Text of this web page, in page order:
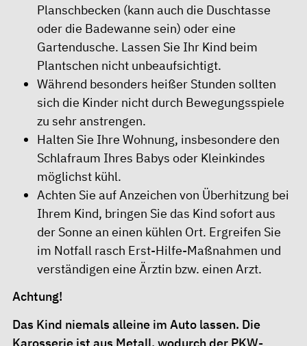
Planschbecken (kann auch die Duschtasse
oder die Badewanne sein) oder eine
Gartendusche. Lassen Sie Ihr Kind beim
Plantschen nicht unbeaufsichtigt.
Während besonders heißer Stunden sollten
sich die Kinder nicht durch Bewegungsspiele
zu sehr anstrengen.
Halten Sie Ihre Wohnung, insbesondere den
Schlafraum Ihres Babys oder Kleinkindes
möglichst kühl.
Achten Sie auf Anzeichen von Überhitzung bei
Ihrem Kind, bringen Sie das Kind sofort aus
der Sonne an einen kühlen Ort. Ergreifen Sie
im Notfall rasch Erst-Hilfe-Maßnahmen und
verständigen eine Ärztin bzw. einen Arzt.
Achtung!
Das Kind niemals alleine im Auto lassen. Die
Karosserie ist aus Metall, wodurch der PKW-